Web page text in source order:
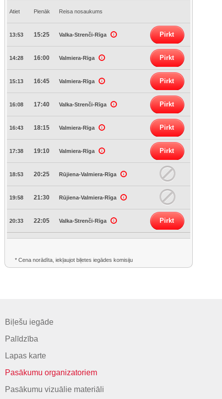
Atiet Pienāk Reisa nosaukums
13:53 15:25 Valka-Strenči-Rīga Pirkt
14:28 16:00 Valmiera-Rīga Pirkt
15:13 16:45 Valmiera-Rīga Pirkt
16:08 17:40 Valka-Strenči-Rīga Pirkt
16:43 18:15 Valmiera-Rīga Pirkt
17:38 19:10 Valmiera-Rīga Pirkt
18:53 20:25 Rūjiena-Valmiera-Rīga
19:58 21:30 Rūjiena-Valmiera-Rīga
20:33 22:05 Valka-Strenči-Rīga Pirkt
* Cena norādīta, iekļaujot biļetes iegādes komisiju
Biļešu iegāde
Palīdzība
Lapas karte
Pasākumu organizatoriem
Pasākumu vizuālie materiāli